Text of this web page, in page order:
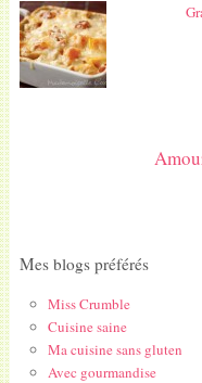
Mes blogs préférés
Miss Crumble
Cuisine saine
Ma cuisine sans gluten
Avec gourmandise